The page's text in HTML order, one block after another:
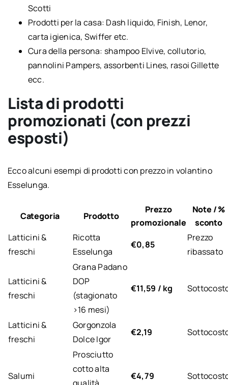
Scotti
Prodotti per la casa: Dash liquido, Finish, Lenor,
carta igienica, Swiffer etc.
Cura della persona: shampoo Elvive, collutorio,
pannolini Pampers, assorbenti Lines, rasoi Gillette
ecc.
Lista di prodotti
promozionati (con prezzi
esposti)
Ecco alcuni esempi di prodotti con prezzo in volantino
Esselunga.
Categoria Prodotto
Prezzo
promozionale
Note / %
sconto
Latticini &
freschi
Ricotta
Esselunga
€0,85
Prezzo
ribassato
Latticini &
freschi
Grana Padano
DOP
(stagionato
>16 mesi)
€11,59 / kg
Latticini &
freschi
Gorgonzola
Dolce Igor
€2,19
Salumi
Prosciutto
cotto alta
€4,79